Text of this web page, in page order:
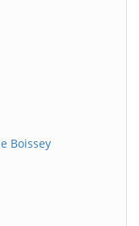
Boissey